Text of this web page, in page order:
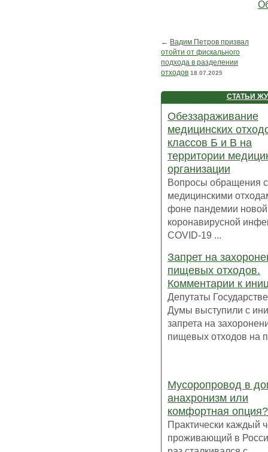
← Вадим Петров призвал
отойти от фискального
подхода в разделении
отходов 18.07.2025
СТАТЬИ
Обеззараживание
медицинских
классов Б и В на
территории
организации
Вопросы обращения с
медицинскими
фоне пандемии новой
коронавирусной
COVID-19 ...
Запрет на
пищевых отходов.
Комментарии к
Депутаты
Думы выступили с
запрета на
пищевых отходов на
Мусоропровод в
анахронизм или
комфортная опция?
Практически каждый
проживающий в